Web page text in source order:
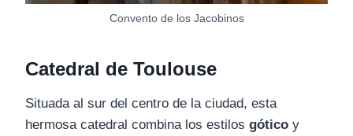
Convento de los Jacobinos
Catedral de Toulouse
Situada al sur del centro de la ciudad, esta
hermosa catedral combina los estilos gótico y